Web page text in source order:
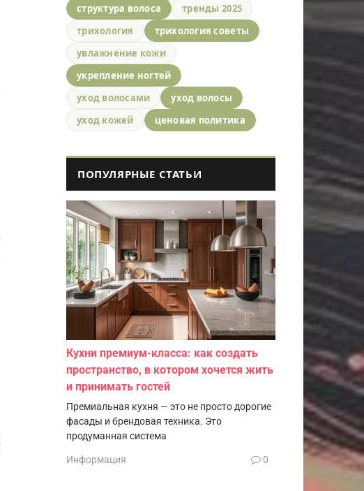
структура волоса
тренды 2025
трихология
трихология советы
увлажнение кожи
укрепление ногтей
уход волосами
уход волосы
уход кожей
ценовая политика
ПОПУЛЯРНЫЕ СТАТЬИ
Кухни премиум-класса: как создать
пространство, в котором хочется жить
и принимать гостей
Премиальная кухня — это не просто дорогие
фасады и брендовая техника. Это
продуманная система
Информация 0